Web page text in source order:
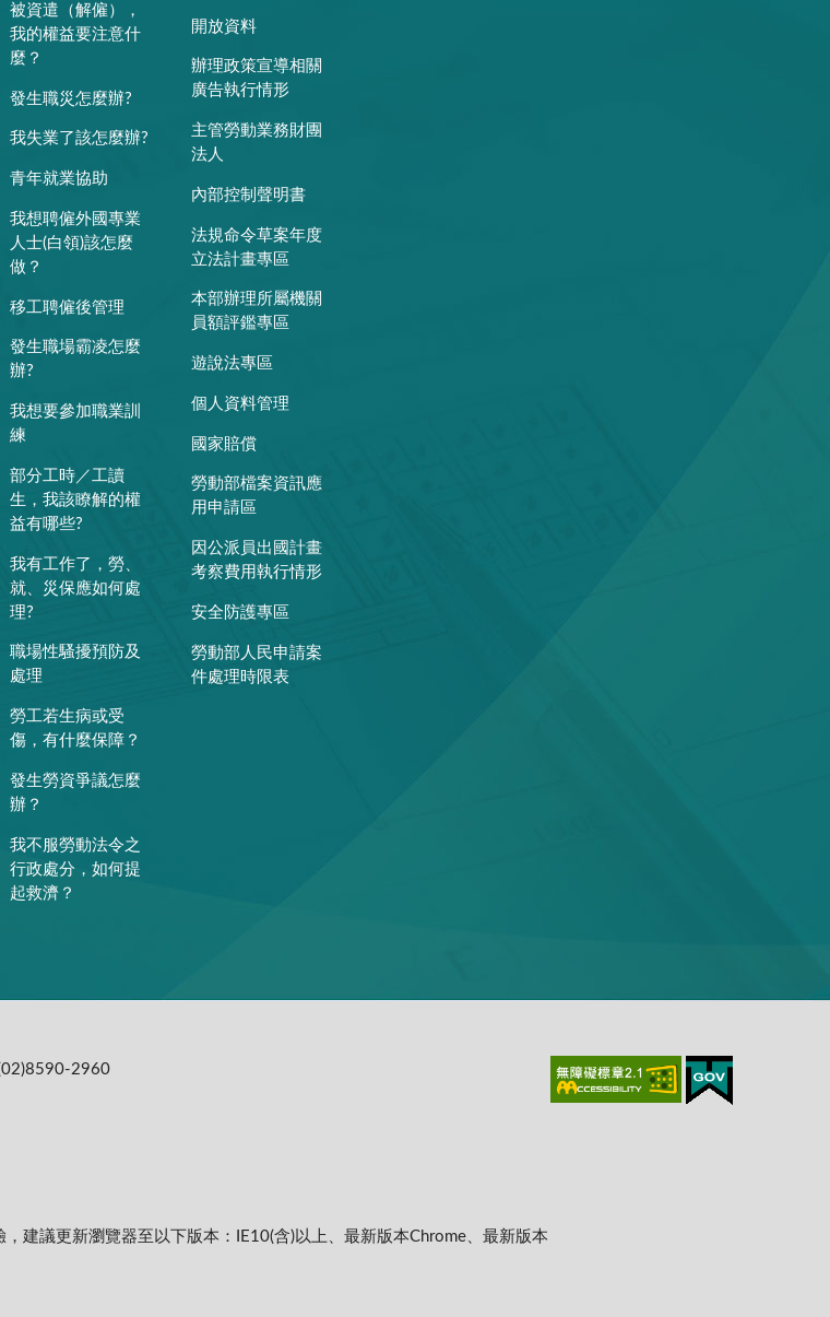
被資遣（解僱），
我的權益要注意什
麼？
發生職災怎麼辦?
我失業了該怎麼辦?
青年就業協助
我想聘僱外國專業
人士(白領)該怎麼
做？
移工聘僱後管理
發生職場霸凌怎麼
辦?
我想要參加職業訓
練
部分工時／工讀
生，我該瞭解的權
益有哪些?
我有工作了，勞、
就、災保應如何處
理?
職場性騷擾預防及
處理
勞工若生病或受
傷，有什麼保障？
發生勞資爭議怎麼
辦？
我不服勞動法令之
行政處分，如何提
起救濟？
開放資料
辦理政策宣導相關
廣告執行情形
主管勞動業務財團
法人
內部控制聲明書
法規命令草案年度
立法計畫專區
本部辦理所屬機關
員額評鑑專區
遊說法專區
個人資料管理
國家賠償
勞動部檔案資訊應
用申請區
因公派員出國計畫
考察費用執行情形
安全防護專區
勞動部人民申請案
件處理時限表
2960
議更新瀏覽器至以下版本：IE10(含)以上、最新版本Chrome、最新版本